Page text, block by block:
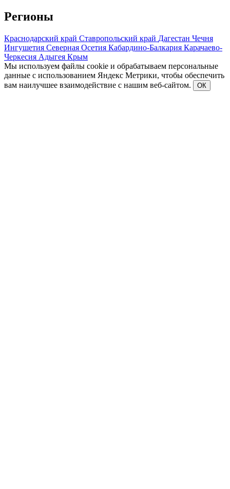
Регионы
Краснодарский край Ставропольский край Дагестан Чечня
Ингушетия Северная Осетия Кабардино-Балкария Карачаево-
Черкесия Адыгея Крым
Мы используем файлы cookie и обрабатываем персональные
данные с использованием Яндекс Метрики, чтобы обеспечить
вам наилучшее взаимодействие с нашим веб-сайтом.
ОК